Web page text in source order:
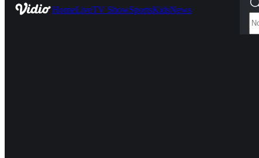
HomeLiveTV ShowSportsKidsNews